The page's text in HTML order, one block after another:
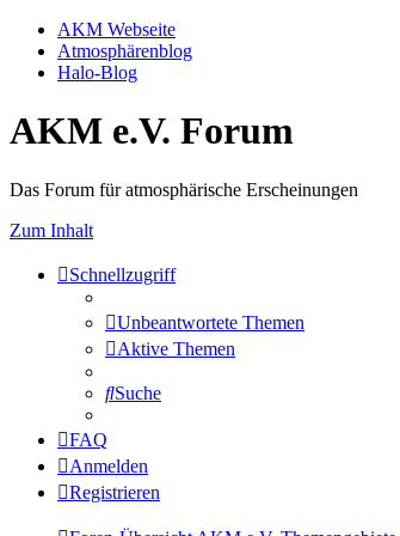
AKM Webseite
Atmosphärenblog
Halo-Blog
AKM e.V. Forum
Das Forum für atmosphärische Erscheinungen
Zum Inhalt
Schnellzugriff
Unbeantwortete Themen
Aktive Themen
Suche
FAQ
Anmelden
Registrieren